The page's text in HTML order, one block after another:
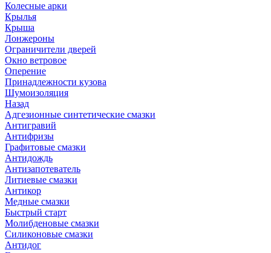
Колесные арки
Крылья
Крыша
Лонжероны
Ограничители дверей
Окно ветровое
Оперение
Принадлежности кузова
Шумоизоляция
Назад
Адгезионные синтетические смазки
Антигравий
Антифризы
Графитовые смазки
Антидождь
Антизапотеватель
Литиевые смазки
Антикор
Медные смазки
Быстрый старт
Молибденовые смазки
Силиконовые смазки
Антидог